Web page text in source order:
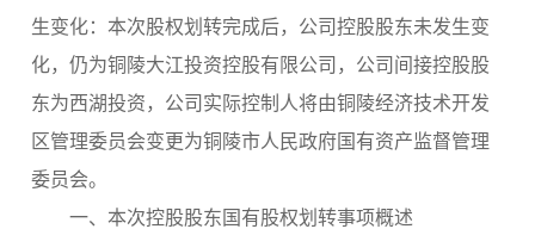
生变化：本次股权划转完成后，公司控股股东未发生变
化，仍为铜陵大江投资控股有限公司，公司间接控股股
东为西湖投资，公司实际控制人将由铜陵经济技术开发
区管理委员会变更为铜陵市人民政府国有资产监督管理
委员会。
一、本次控股股东国有股权划转事项概述